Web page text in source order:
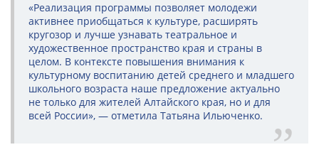
«Реализация программы позволяет молодежи
активнее приобщаться к культуре, расширять
кругозор и лучше узнавать театральное и
художественное пространство края и страны в
целом. В контексте повышения внимания к
культурному воспитанию детей среднего и младшего
школьного возраста наше предложение актуально
не только для жителей Алтайского края, но и для
всей России», — отметила Татьяна Ильюченко.